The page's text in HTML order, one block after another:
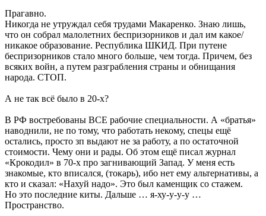
Прагавно.
Никогда не утруждал себя трудами Макаренко. Знаю лишь,
что он собрал малолетних беспризорников и дал им какое/
никакое образование. Республика ШКИД. При путене
беспризорников стало много больше, чем тогда. Причем, без
всяких войн, а путем разграбления страны и обнищания
народа. СТОП.
А не так всё было в 20-х?
В РФ востребованы ВСЕ рабочие специальности. А «братья»
наводнили, не по тому, что работать некому, спецы ещё
остались, просто зп выдают не за работу, а по остаточной
стоимости. Чему они и рады. Об этом ещё писал журнал
«Крокодил» в 70-х про загнивающий Запад. У меня есть
знакомые, кто вписался, (токарь), ибо нет ему альтернативы, а
кто и сказал: «Нахуй надо». Это был каменщик со стажем.
Но это последние киты. Дальше … я-ху-у-у-у …
Пространство.